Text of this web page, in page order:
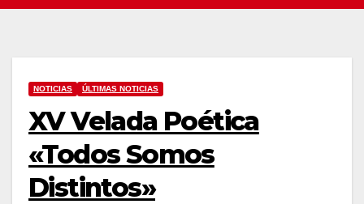
NOTICIAS ÚLTIMAS NOTICIAS
XV Velada Poética
«Todos Somos
Distintos»